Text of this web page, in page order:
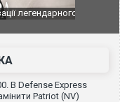
легендарного
В Defense Express
Patriot (NV)